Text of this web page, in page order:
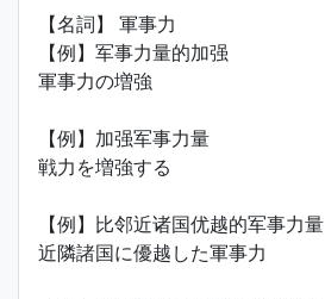
【名詞】 軍事力
【例】军事力量的加强
軍事力の増強
【例】加强军事力量
戦力を増強する
【例】比邻近诸国优越的军事力量
近隣諸国に優越した軍事力